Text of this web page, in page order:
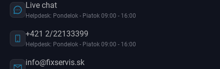
Live chat
Helpdesk: Pondelok - Piatok 09:00 - 16:00
+421 2/22133399
Helpdesk: Pondelok - Piatok 09:00 - 16:00
info@fixservis.sk